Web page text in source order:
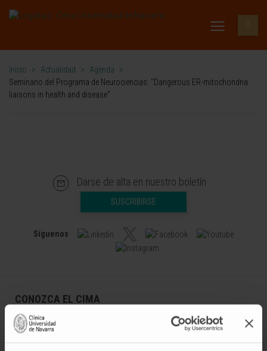
Inicio > Actualidad > Agenda
>
Seminario del Programa de Neurociencias: "Dangerous ER-mitochondria
liaisons in health and disease"
Darse de alta en nuestro boletín
SUSCRIBIRSE
Síguenos
CONOZCA EL CIMA
Quiénes somos
Centro de Investigacion de la Clínica